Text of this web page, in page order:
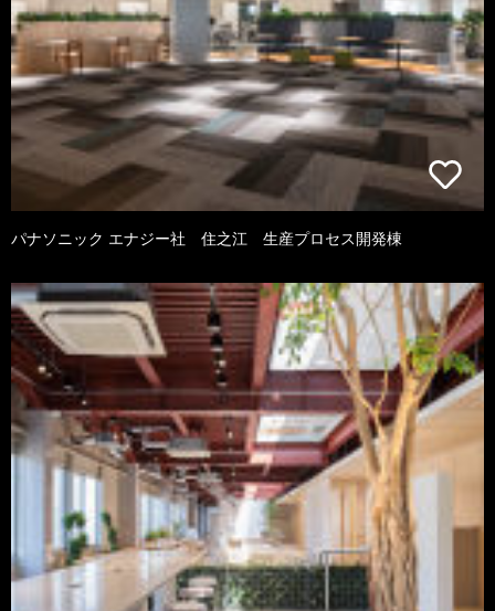
パナソニック エナジー社 住之江 生産プロセス開発棟